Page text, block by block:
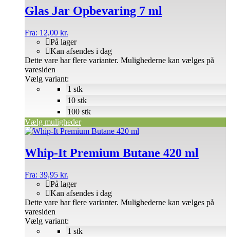
Glas Jar Opbevaring 7 ml
Fra: 12,00 kr.
På lager
Kan afsendes i dag
Vælg variant:
Vælg muligheder
Dette vare har flere varianter. Mulighederne kan vælges på
varesiden
1 stk
10 stk
100 stk
Whip-It Premium Butane 420 ml
Fra: 39,95 kr.
På lager
Kan afsendes i dag
Vælg variant:
Dette vare har flere varianter. Mulighederne kan vælges på
varesiden
1 stk